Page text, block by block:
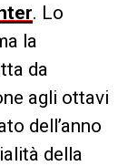
. Lo
la
da
agli ottavi
dell’anno
della